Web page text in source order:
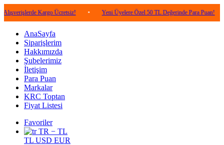
Kargo Ücretsiz! • Yeni Üyelere Özel 50 TL Değerinde Para Puan! •
AnaSayfa
Siparişlerim
Hakkımızda
Şubelerimiz
İletişim
Para Puan
Markalar
KRC Toptan
Fiyat Listesi
Favoriler
TR − TL
TL USD EUR